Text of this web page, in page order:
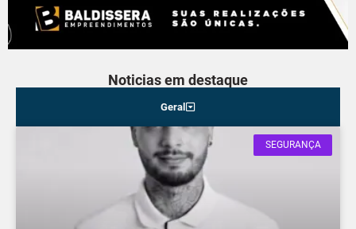
Noticias em destaque
Geral
SEGURANÇA